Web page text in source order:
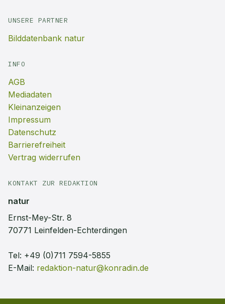
UNSERE PARTNER
Bilddatenbank natur
INFO
AGB
Mediadaten
Kleinanzeigen
Impressum
Datenschutz
Barrierefreiheit
Vertrag widerrufen
KONTAKT ZUR REDAKTION
natur
Ernst-Mey-Str. 8
70771 Leinfelden-Echterdingen
Tel: +49 (0)711 7594-5855
E-Mail: redaktion-natur@konradin.de